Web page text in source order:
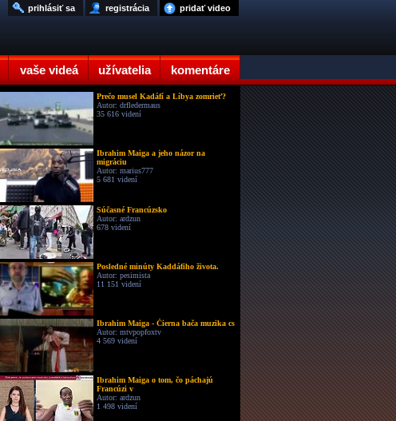
vaše videá užívatelia komentáre
pridať video
registrácia
prihlásiť sa
Prečo musel Kadáfí a Líbya zomrieť?
Autor: drfledermaus
35 616 videní
Ibrahim Maiga a jeho názor na
migráciu
Autor: marius777
5 681 videní
Súčasné Francúzsko
Autor: ardzun
678 videní
Posledné minúty Kaddáfiho života.
Autor: pesimista
11 151 videní
Ibrahim Maiga - Čierna bača muzika cs
Autor: mtvpopfoxtv
4 569 videní
Ibrahim Maiga o tom, čo páchajú
Francúzi v
Autor: ardzun
1 498 videní